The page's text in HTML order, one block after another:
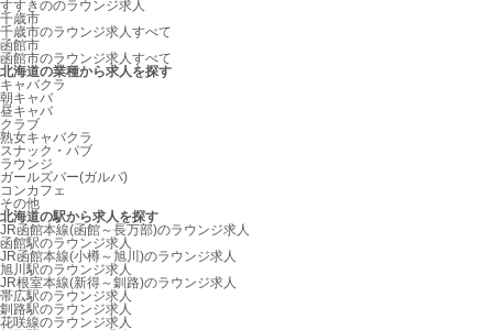
すすきののラウンジ求人
千歳市
千歳市のラウンジ求人すべて
函館市
函館市のラウンジ求人すべて
北海道の業種から求人を探す
キャバクラ
朝キャバ
昼キャバ
クラブ
熟女キャバクラ
スナック・パブ
ラウンジ
ガールズバー(ガルバ)
コンカフェ
その他
北海道の駅から求人を探す
JR函館本線(函館～長万部)のラウンジ求人
函館駅のラウンジ求人
JR函館本線(小樽～旭川)のラウンジ求人
旭川駅のラウンジ求人
JR根室本線(新得～釧路)のラウンジ求人
帯広駅のラウンジ求人
釧路駅のラウンジ求人
花咲線のラウンジ求人